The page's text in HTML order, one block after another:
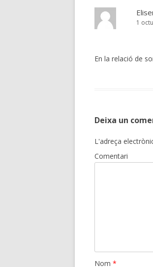
1
En la relació de
Deixa un
L'adreça
Comentari
Nom *